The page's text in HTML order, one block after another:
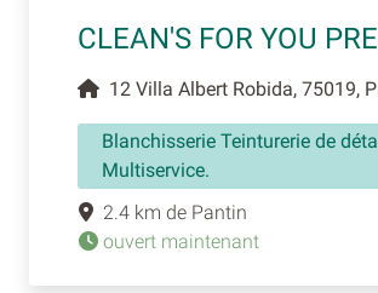
CLEAN'S FOR YOU
12 Villa Albert Robida, 75019,
Blanchisserie Teinturerie de
Multiservice.
2.4 km de Pantin
ouvert maintenant